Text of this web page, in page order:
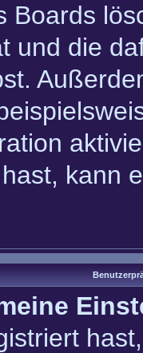
Boards
und die
kann